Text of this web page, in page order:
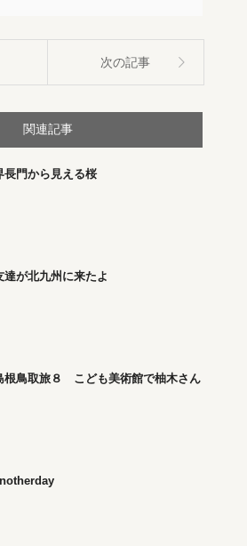
次の記事
関連記事
長門から見える桜
達が北九州に来たよ
根鳥取旅８ こども美術館で柚木さん